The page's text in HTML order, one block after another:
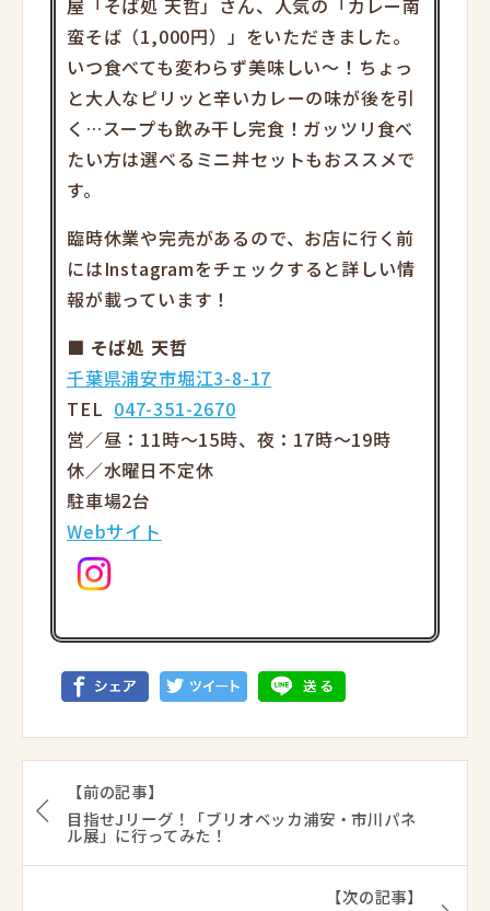
蛮そば（1,000円）」をいただきました。
いつ食べても変わらず美味しい～！ちょっ
と大人なピリッと辛いカレーの味が後を引
く…スープも飲み干し完食！ガッツリ食べ
たい方は選べるミニ丼セットもおススメで
す。
臨時休業や完売があるので、お店に行く前
にはInstagramをチェックすると詳しい情
報が載っています！
■ そば処 天哲
千葉県浦安市堀江3-8-17
TEL 047-351-2670
営／昼：11時～15時、夜：17時～19時
休／水曜日不定休
駐車場2台
Webサイト
【前の記事】
目指せJリーグ！「ブリオベッカ浦安・市川パネ
ル展」に行ってみた！
【次の記事】